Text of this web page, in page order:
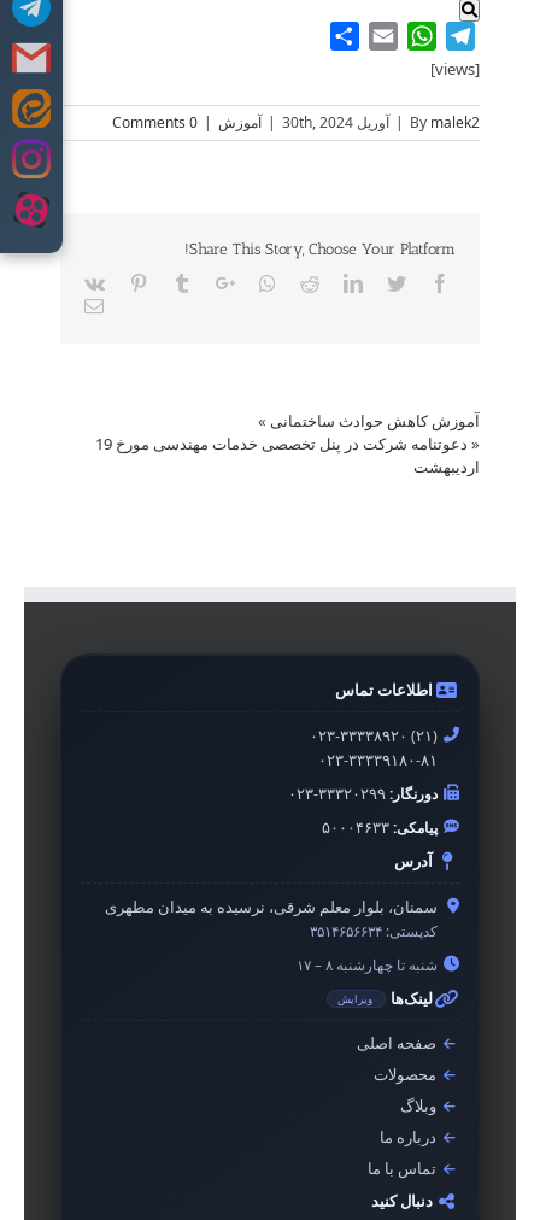
Skip
to
Telegram
WhatsApp
Email
[views]
By malek2
| آوریل 30th, 2024 | آموزش |
0 Comments
Share This Story, Choose Your Platform!
Facebook
Twitter
LinkedIn
Reddit
Whatsapp
Google+
Tumblr
Pinterest
Vk
Email
آموزش کاهش حوادث ساختمانی »
«
دعوتنامه شرکت در پنل تخصصی خدمات مهندسی مورخ 19
اردیبهشت
اطلاعات تماس
۰۲۳-۳۳۳۳۸۹۲۰ (۲۱)
۰۲۳-۳۳۳۳۹۱۸۰-۸۱
دورنگار:۰۲۳-۳۳۳۲۰۲۹۹
پیامکی:۵۰۰۰۴۶۳۳
آدرس
سمنان، بلوار معلم شرقی، نرسیده به میدان مطهری
کدپستی: ۳۵۱۴۶۵۶۶۳۴
شنبه تا چهارشنبه ۸ – ۱۷
لینک‌ها ویرایش
صفحه اصلی
محصولات
وبلاگ
درباره ما
تماس با ما
دنبال کنید